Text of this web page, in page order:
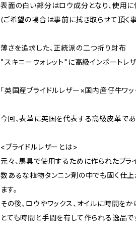
表面の白い部分はロウ成分となり、使用に
(ご希望の場合は事前に拭き取らせて頂く
薄さを追求した、正統派の二つ折り財布
"スキニーウォレット"に高級インポートレ
「英国産ブライドルレザー×国内産仔牛ワッ
今回、表革に英国を代表する高級皮革であ
<ブライドルレザーとは>
元々、馬具で使用するために作られたブラ
数あるな植物タンニン剤の中でも固く仕
ます。
その後、ロウやワックス、オイルに時間をか
とても時間と手間を有して作られる逸品で